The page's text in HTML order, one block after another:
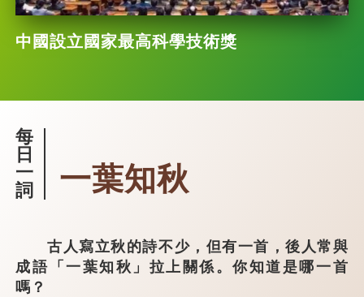
中國設立國家最高科學技術獎
每
日
一
詞
一葉知秋
古人寫立秋的詩不少，但有一首，後人常與
成語「一葉知秋」拉上關係。你知道是哪一首
嗎？